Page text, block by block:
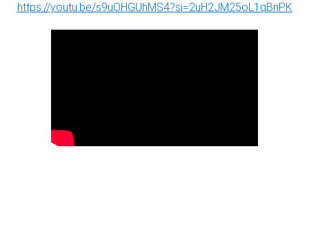
https://youtu.be/s9uOHGUhMS4?si=2uH2JM25oL1qBnPK